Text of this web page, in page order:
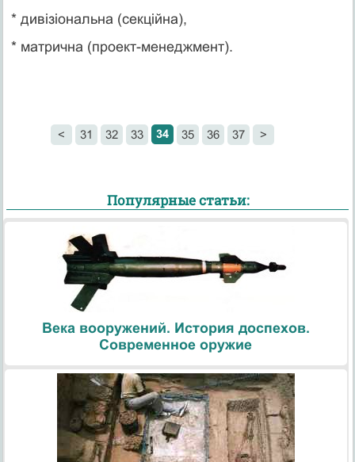
* дивізіональна (секційна),
* матрична (проект-менеджмент).
< 31 32 33 34 35 36 37 >
Популярные статьи:
Века вооружений. История доспехов.
Современное оружие